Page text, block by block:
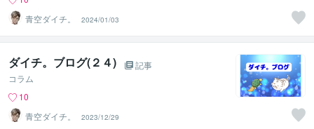
青空ダイチ。
2024/01/03
ダイチ。ブログ(２４)
記事
コラム
10
青空ダイチ。
2023/12/29